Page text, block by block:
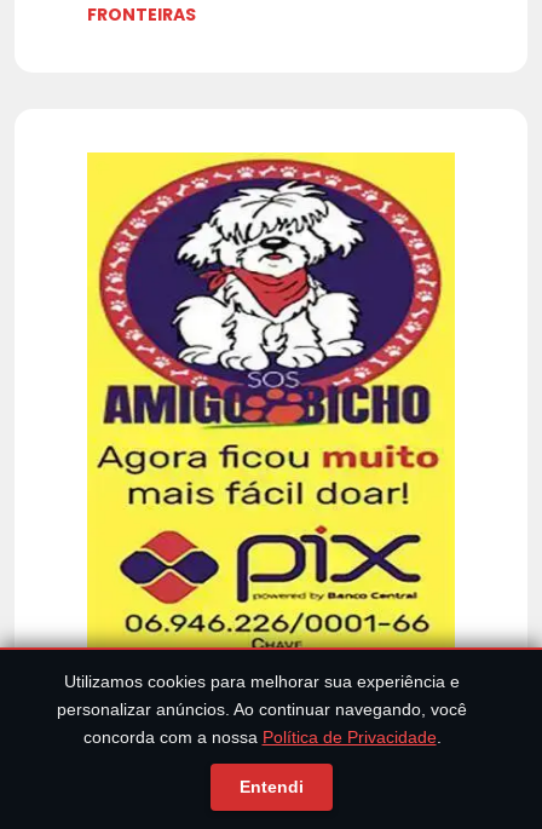
FRONTEIRAS
Clique ou toque na imagem, para saber
mais!
Utilizamos cookies para melhorar sua experiência e
personalizar anúncios. Ao continuar navegando, você
concorda com a nossa Política de Privacidade.
Entendi